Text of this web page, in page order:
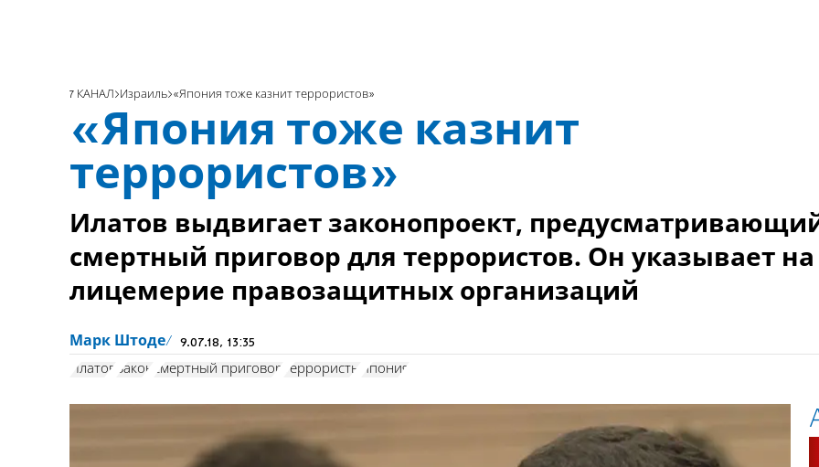
7 КАНАЛ Израиль «Япония тоже казнит террористов»
«Япония тоже казнит
террористов»
Илатов выдвигает законопроект,
смертный приговор для террористов. Он указывает на
лицемерие правозащитных организаций
Марк Штоде 9.07.18, 13:35
Илатов Закон смертный приговор террористы Япония